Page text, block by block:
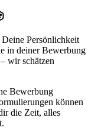
Persönlichkeit
in deiner Bewerbung
wir schätzen
Bewerbung
können
die Zeit, alles